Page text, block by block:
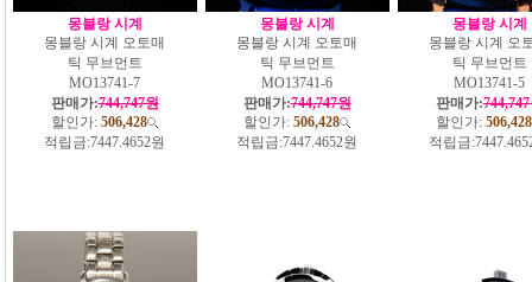
몽블랑 시계
몽블랑 시계 오토매
틱 무브먼트
MO13741-7
판매가:744,747원
할인가: 506,428
적립금:7447.4652원
몽블랑 시계
몽블랑 시계 오토매
틱 무브먼트
MO13741-6
판매가:744,747원
할인가: 506,428
적립금:7447.4652원
몽블랑 시계
몽블랑 시계 오
틱 무브먼트
MO13741-5
판매가:
할인가: 506,428
적립금: